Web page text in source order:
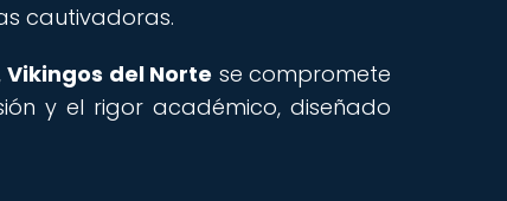
cautivadoras.
Vikingos del Norte se compromete
y el rigor académico, diseñado